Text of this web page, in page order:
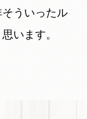
ういったル
います。